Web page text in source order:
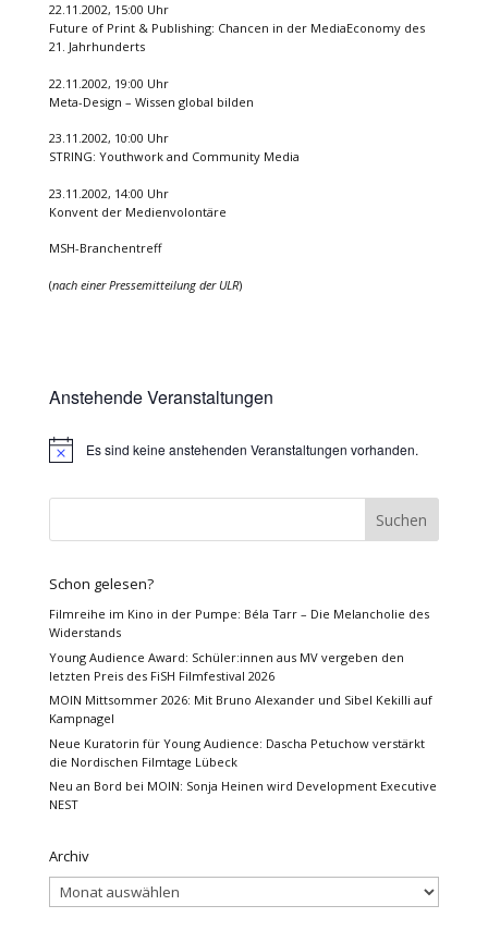
22.11.2002, 15:00 Uhr
Future of Print & Publishing: Chancen in der MediaEconomy des
21. Jahrhunderts
22.11.2002, 19:00 Uhr
Meta-Design – Wissen global bilden
23.11.2002, 10:00 Uhr
STRING: Youthwork and Community Media
23.11.2002, 14:00 Uhr
Konvent der Medienvolontäre
MSH-Branchentreff
(nach einer Pressemitteilung der ULR)
Anstehende Veranstaltungen
HinweisEs sind keine anstehenden Veranstaltungen vorhanden.
Schon gelesen?
Filmreihe im Kino in der Pumpe: Béla Tarr – Die Melancholie des
Widerstands
Young Audience Award: Schüler:innen aus MV vergeben den
letzten Preis des FiSH Filmfestival 2026
MOIN Mittsommer 2026: Mit Bruno Alexander und Sibel Kekilli auf
Kampnagel
Neue Kuratorin für Young Audience: Dascha Petuchow verstärkt
die Nordischen Filmtage Lübeck
Neu an Bord bei MOIN: Sonja Heinen wird Development Executive
NEST
Archiv
Archiv